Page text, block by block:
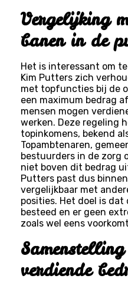
Vergelijking
banen in de
Het is interessant om
Kim Putters zich
met topfuncties bij de
een maximum bedrag
mensen mogen
werken. Deze regeling
topinkomens, bekend
Topambtenaren,
bestuurders in de zorg
niet boven dit bedrag
Putters past dus
vergelijkbaar met
posities. Het doel is
besteed en er geen
zoals wel eens
verdiende